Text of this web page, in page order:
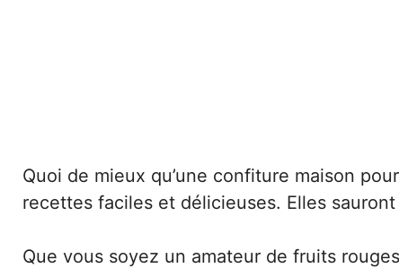
Quoi de mieux qu’une confiture maison
recettes faciles et délicieuses. Elles
Que vous soyez un amateur de fruits